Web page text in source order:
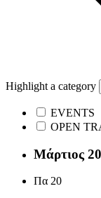
Highlight a category
EVENTS
OPEN
Μάρτιος
Πα 20